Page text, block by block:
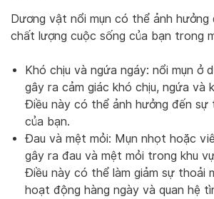
Dương vật nổi mụn có thể ảnh hưởng
chất lượng cuộc sống của bạn trong
Khó chịu và ngứa ngáy: nổi mụn ở
gây ra cảm giác khó chịu, ngứa và
Điều này có thể ảnh hưởng đến
của bạn.
Đau và mệt mỏi: Mụn nhọt hoặc
gây ra đau và mệt mỏi trong khu
Điều này có thể làm giảm sự thoải
hoạt động hàng ngày và quan hệ